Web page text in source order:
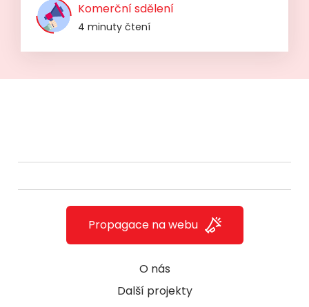
Komerční sdělení
4 minuty čtení
O nás
Další projekty
Propagace na webu